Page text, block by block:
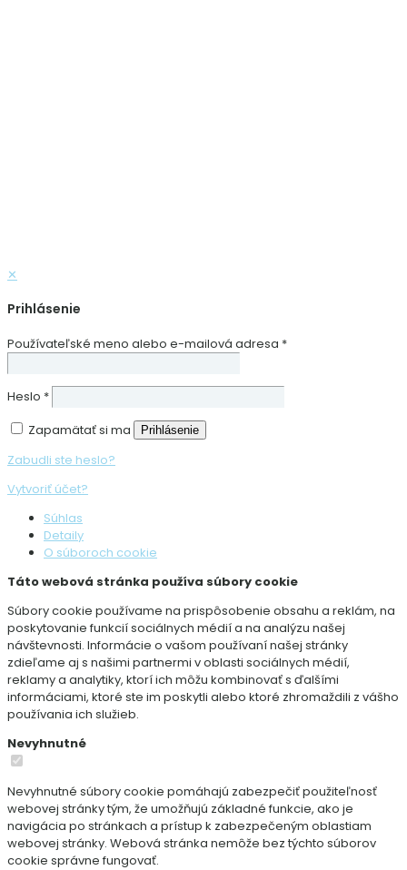
✕
Prihlásenie
Používateľské meno alebo e-mailová adresa *
Heslo *
Zapamätať si ma
Prihlásenie
Zabudli ste heslo?
Vytvoriť účet?
Súhlas
Detaily
O súboroch cookie
Táto webová stránka používa súbory cookie
Súbory cookie používame na prispôsobenie obsahu a reklám, na
poskytovanie funkcií sociálnych médií a na analýzu našej
návštevnosti. Informácie o vašom používaní našej stránky
zdieľame aj s našimi partnermi v oblasti sociálnych médií,
reklamy a analytiky, ktorí ich môžu kombinovať s ďalšími
informáciami, ktoré ste im poskytli alebo ktoré zhromaždili z vášho
používania ich služieb.
Nevyhnutné
Nevyhnutné súbory cookie pomáhajú zabezpečiť použiteľnosť
webovej stránky tým, že umožňujú základné funkcie, ako je
navigácia po stránkach a prístup k zabezpečeným oblastiam
webovej stránky. Webová stránka nemôže bez týchto súborov
cookie správne fungovať.